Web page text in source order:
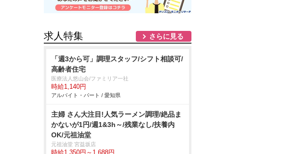
求人特集 さらに見る
「週3から可」調理スタッフ/シフト相談可/
高齢者住宅
医療法人悠山会/ファミリア一社
時給1,140円
アルバイト・パート / 愛知県
主婦 さん大注目!人気ラーメン調理/絶品ま
かないが1円/週1&3h～/残業なし/扶養内
OK/元祖油堂
元祖油堂 宮益坂店
時給1,350円～1,688円